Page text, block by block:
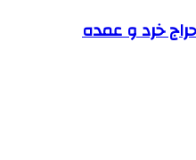
خرد و عمده